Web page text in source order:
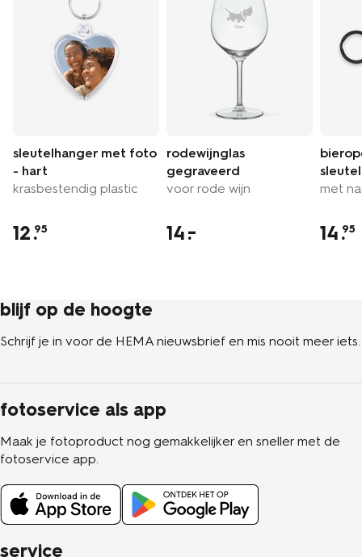
sleutelhanger met foto
- hart
krasbestendig plastic
12.95
rodewijnglas
gegraveerd
voor rode wijn
14
met
14.95
service
blijf op de hoogte
Schrijf je in voor de HEMA nieuwsbrief en mis nooit meer iets.
fotoservice als app
Maak je fotoproduct nog gemakkelijker en sneller met de
fotoservice app.